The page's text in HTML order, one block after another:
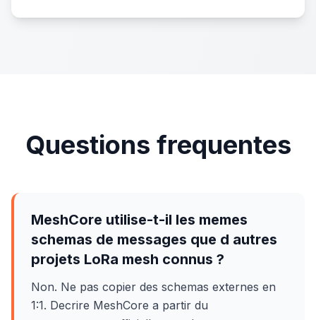
Questions frequentes
MeshCore utilise-t-il les memes
schemas de messages que d autres
projets LoRa mesh connus ?
Non. Ne pas copier des schemas externes en
1:1. Decrire MeshCore a partir du